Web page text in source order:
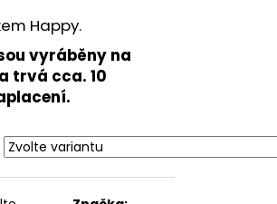
Happy.
vyráběny na
trvá cca. 10
Následující